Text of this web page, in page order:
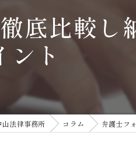
底比較し
ント
山法律事務所 コラム 弁護士フ